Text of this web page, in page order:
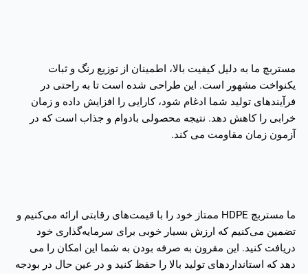
مستربچ ما به دلیل کیفیت بالا، اطمینان از توزیع رنگ و ثبات
یکنواخت مشهور است. این طراحی شده است تا به راحتی در
فرآیندهای تولید شما ادغام شود، کارایی را افزایش داده و زمان
خرابی را کاهش دهد. نتیجه محصولی بادوام و جذاب است که در
آزمون زمان مقاومت می کند.
ما مستربچ HDPE ممتاز خود را با قیمت‌های رقابتی ارائه می‌کنیم و
تضمین می‌کنیم که ارزش بسیار خوبی برای سرمایه‌گذاری خود
دریافت کنید. این مقرون به صرفه بودن به شما این امکان را می
دهد که استانداردهای تولید بالا را حفظ کنید و در عین حال در بودجه